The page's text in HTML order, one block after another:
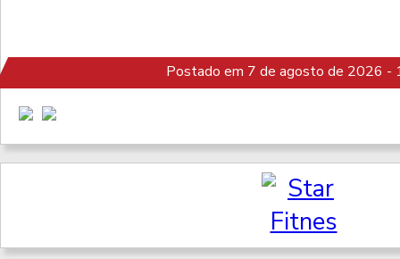
Postado em 7 de agosto de 2026 -